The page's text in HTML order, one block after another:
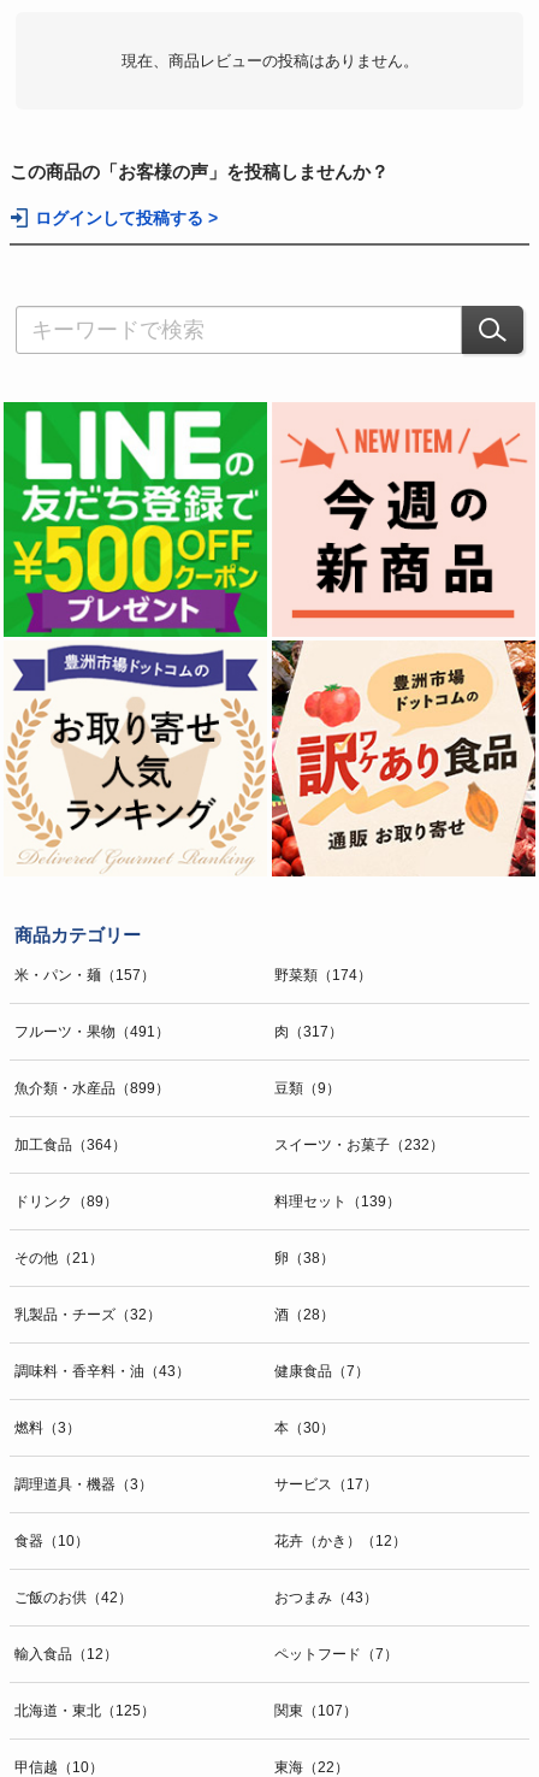
現在、商品レビューの投稿はありません。
この商品の「お客様の声」を投稿しませんか？
ログインして投稿する >
商品カテゴリー
米・パン・麺（157） 野菜類（174）
フルーツ・果物（491） 肉（317）
魚介類・水産品（899） 豆類（9）
加工食品（364） スイーツ・お菓子（232）
ドリンク（89） 料理セット（139）
その他（21） 卵（38）
乳製品・チーズ（32） 酒（28）
調味料・香辛料・油（43） 健康食品（7）
燃料（3） 本（30）
調理道具・機器（3） サービス（17）
食器（10） 花卉（かき）（12）
ご飯のお供（42） おつまみ（43）
輸入食品（12） ペットフード（7）
北海道・東北（125） 関東（107）
甲信越（10） 東海（22）